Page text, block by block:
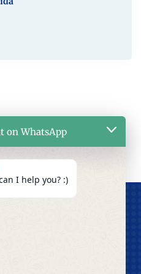
on WhatsApp
I help you? :)